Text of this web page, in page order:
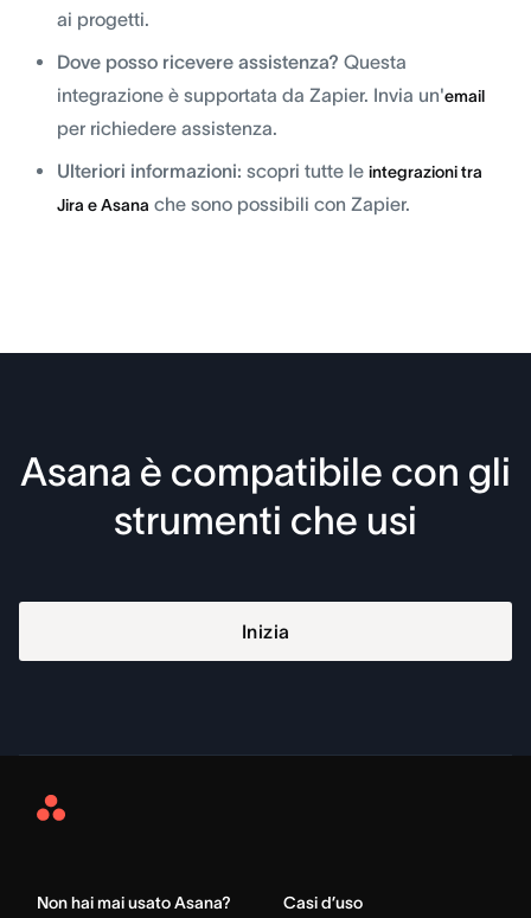
ai progetti.
Dove posso ricevere assistenza? Questa
integrazione è supportata da Zapier. Invia un'email
per richiedere assistenza.
Ulteriori informazioni: scopri tutte le integrazioni tra
Jira e Asana che sono possibili con Zapier.
Asana è compatibile con gli
strumenti che usi
Inizia
Asana
Non hai mai usato Asana? Casi d’uso